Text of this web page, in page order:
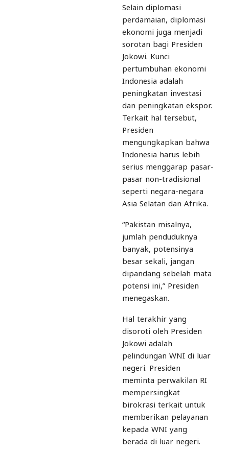
Selain diplomasi
perdamaian, diplomasi
ekonomi juga menjadi
sorotan bagi Presiden
Jokowi. Kunci
pertumbuhan ekonomi
Indonesia adalah
peningkatan investasi
dan peningkatan ekspor.
Terkait hal tersebut,
Presiden
mengungkapkan bahwa
Indonesia harus lebih
serius menggarap pasar-
pasar non-tradisional
seperti negara-negara
Asia Selatan dan Afrika.
“Pakistan misalnya,
jumlah penduduknya
banyak, potensinya
besar sekali, jangan
dipandang sebelah mata
potensi ini,” Presiden
menegaskan.
Hal terakhir yang
disoroti oleh Presiden
Jokowi adalah
pelindungan WNI di luar
negeri. Presiden
meminta perwakilan RI
mempersingkat
birokrasi terkait untuk
memberikan pelayanan
kepada WNI yang
berada di luar negeri.